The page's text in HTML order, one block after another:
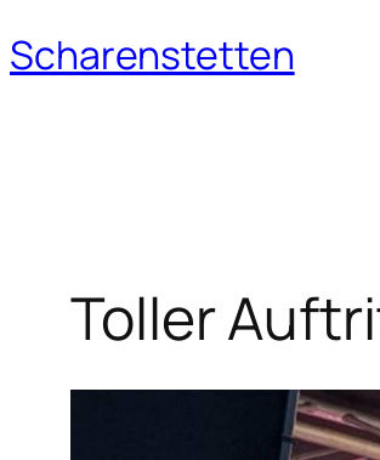
Zum
Inhalt
Scharenstetten
Toller